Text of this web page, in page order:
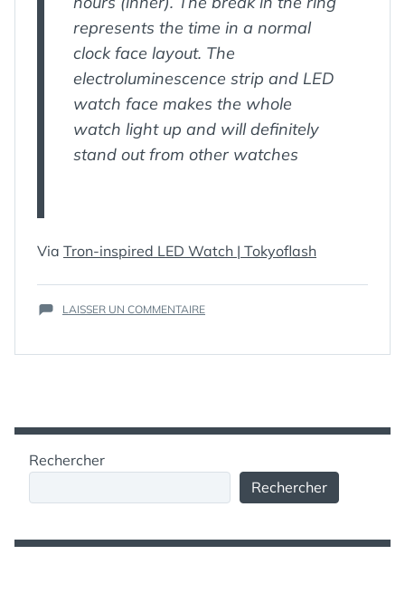
represents the time in a normal
clock face layout. The
electroluminescence strip and LED
watch face makes the whole
watch light up and will definitely
stand out from other watches
Via Tron-inspired LED Watch | Tokyoflash
ÉTIQUETTES :
DESIGN,
TRON
LAISSER UN COMMENTAIRESUR
LED
Rechercher
Rechercher